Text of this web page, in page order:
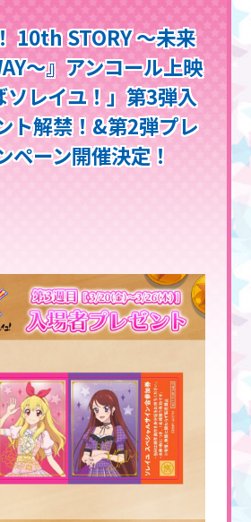
10th STORY ～未来
～』アンコール上映
ソレイユ！」第3弾入
ト解禁！&第2弾プレ
ペーン開催決定！